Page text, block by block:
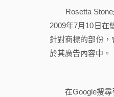
Rosetta Stone
2009年7月10日在
針對商標的部份
於其廣告內容中。
在Google搜尋引